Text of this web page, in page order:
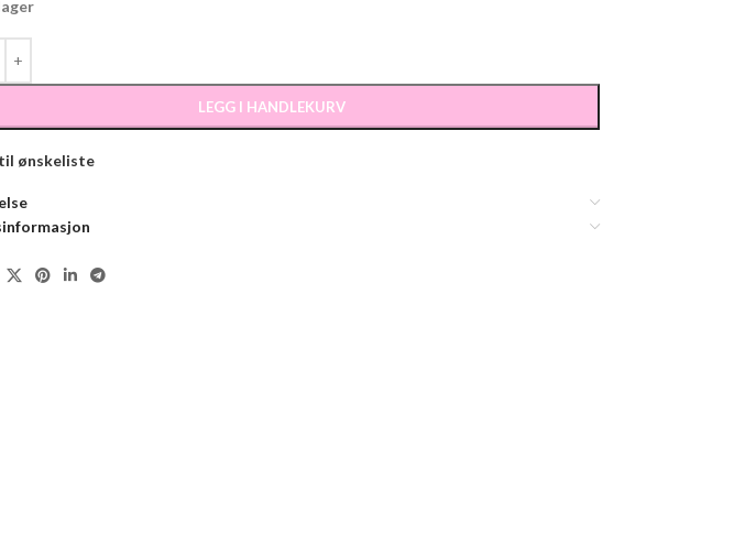
LEGG I HANDLEKURV
ønskeliste